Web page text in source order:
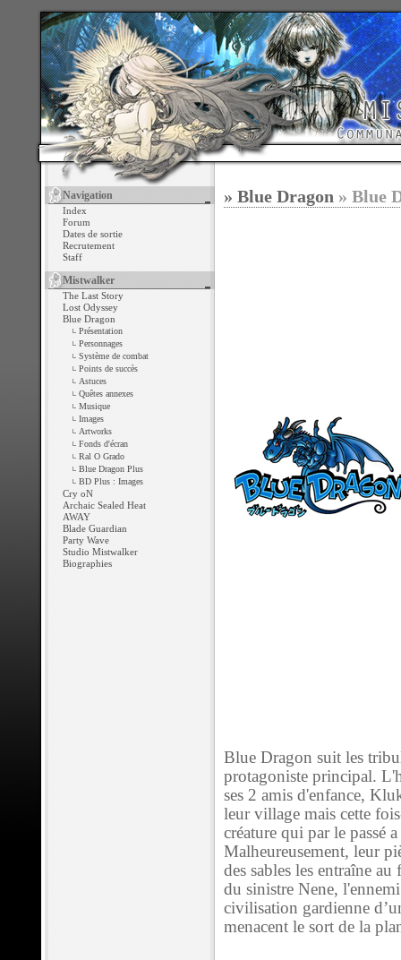
Navigation
Index
Forum
Dates de sortie
Recrutement
Staff
Mistwalker
The Last Story
Lost Odyssey
Blue Dragon
Présentation
Personnages
Système de combat
Points de succès
Astuces
Quêtes annexes
Musique
Images
Artworks
Fonds d'écran
Ral O Grado
Blue Dragon Plus
BD Plus : Images
Cry oN
Archaic Sealed Heat
AWAY
Blade Guardian
Party Wave
Studio Mistwalker
Biographies
» Blue Dragon » Blue
Blue Dragon suit les
protagoniste principal.
ses 2 amis d'enfance,
leur village mais cette
créature qui par le passé
Malheureusement, leur
des sables les entraîne
du sinistre Nene,
civilisation gardienne
menacent le sort de la